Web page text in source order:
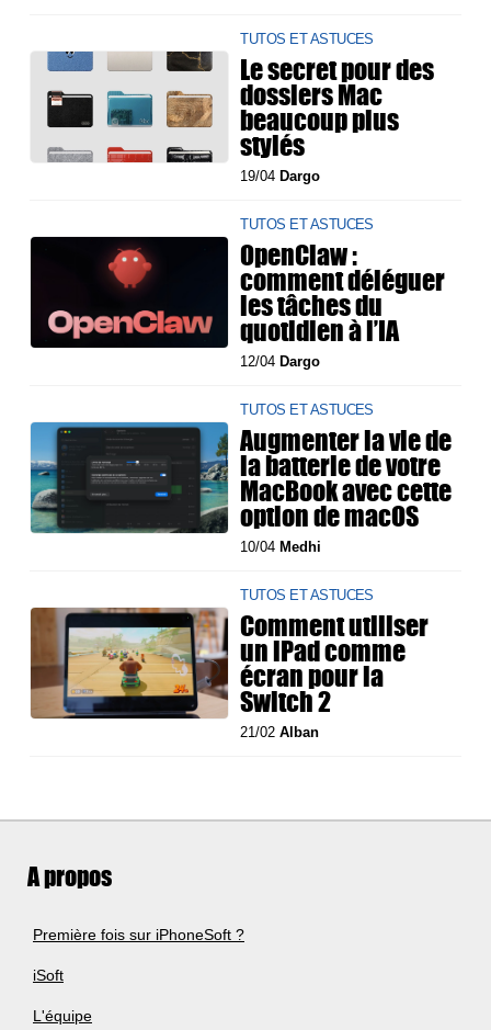
TUTOS ET ASTUCES
Le secret pour des
dossiers Mac
beaucoup plus
stylés
19/04Dargo
TUTOS ET ASTUCES
OpenClaw :
comment déléguer
les tâches du
quotidien à l’IA
12/04Dargo
TUTOS ET ASTUCES
Augmenter la vie de
la batterie de votre
MacBook avec cette
option de macOS
10/04Medhi
TUTOS ET ASTUCES
Comment utiliser
un iPad comme
écran pour la
Switch 2
21/02Alban
A propos
Première fois sur iPhoneSoft ?
iSoft
L'équipe